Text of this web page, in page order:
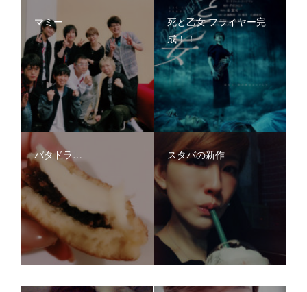
マミー
死と乙女 フライヤー完
成！！
バタドラ… スタバの新作